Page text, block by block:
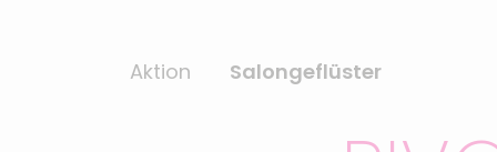
Aktion Salongeflüster